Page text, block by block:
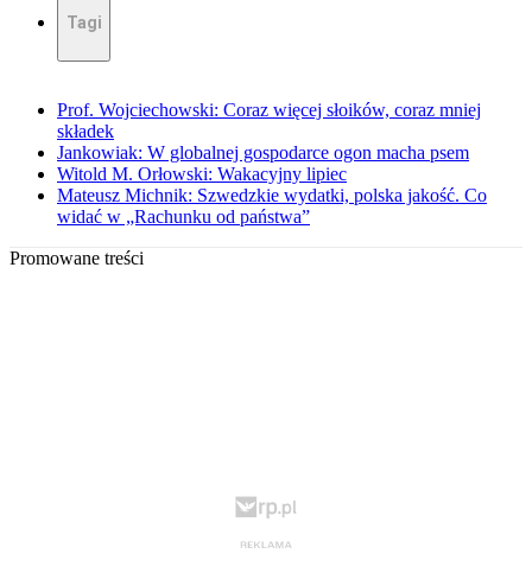
Tagi
Prof. Wojciechowski: Coraz więcej słoików, coraz mniej
składek
Jankowiak: W globalnej gospodarce ogon macha psem
Witold M. Orłowski: Wakacyjny lipiec
Mateusz Michnik: Szwedzkie wydatki, polska jakość. Co
widać w „Rachunku od państwa”
Promowane treści